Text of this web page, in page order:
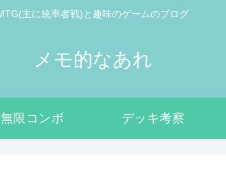
主に統率者戦)と趣味のゲームのブログ
メモ的なあれ
無限コンボ デッキ考察